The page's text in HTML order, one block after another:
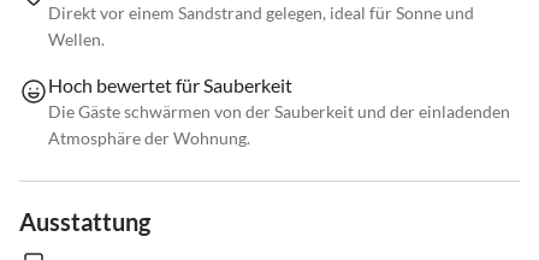
Direkt vor einem Sandstrand gelegen, ideal für Sonne und
Wellen.
Hoch bewertet für Sauberkeit
Die Gäste schwärmen von der Sauberkeit und der einladenden
Atmosphäre der Wohnung.
Ausstattung